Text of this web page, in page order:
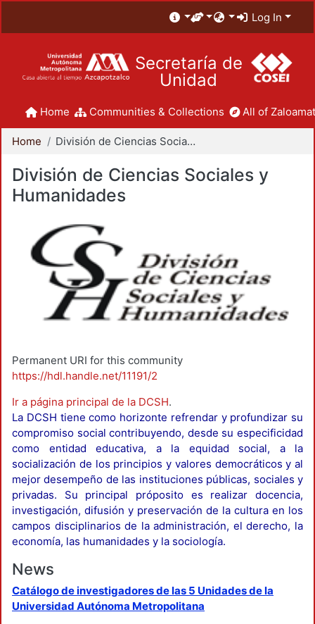
Log In
Secretaría de
Unidad
Home Communities & Collections All of
Home División de Ciencias Sociales y Humanidades
División de Ciencias Sociales y
Humanidades
Permanent URI for this community
https://hdl.handle.net/11191/2
Ir a página principal de la DCSH.
La DCSH tiene como horizonte refrendar y profundizar su
compromiso social contribuyendo, desde su especificidad
como entidad educativa, a la equidad social, a la
socialización de los principios y valores democráticos y al
mejor desempeño de las instituciones públicas, sociales y
privadas. Su principal próposito es realizar docencia,
investigación, difusión y preservación de la cultura en los
campos disciplinarios de la administración, el derecho, la
economía, las humanidades y la sociología.
News
Catálogo de investigadores de las 5 Unidades de la
Universidad Autónoma Metropolitana